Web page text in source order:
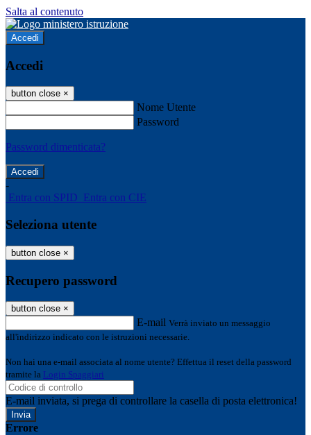
Salta al contenuto
Accedi
Accedi
button close ×
Nome Utente
Password
Password dimenticata?
-
Entra con SPID Entra con CIE
Seleziona utente
button close ×
Recupero password
button close ×
E-mail Verrà inviato un messaggio
all'indirizzo indicato con le istruzioni necessarie.
Non hai una e-mail associata al nome utente? Effettua il reset della password
tramite la Login Spaggiari
E-mail inviata, si prega di controllare la casella di posta elettronica!
Errore